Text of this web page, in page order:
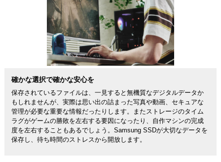
確かな選択で確かな安心を
保存されているファイルは、一見すると無機質なデジタルデータか
もしれませんが、実際は思い出の詰まった写真や動画、セキュアな
管理が必要な重要な情報だったりします。またストレージのタイム
ラグがゲームの勝敗を左右する要因になったり、自作マシンの完成
度を左右することもあるでしょう。Samsung SSDが大切なデータを
保存し、待ち時間のストレスから開放します。